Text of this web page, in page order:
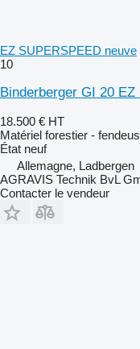
EZ SUPERSPEED neuve
10
Binderberger GI 20 EZ
18.500 € HT
Matériel forestier -
État neuf
Allemagne, Ladbergen
AGRAVIS Technik BvL
Contacter le vendeur